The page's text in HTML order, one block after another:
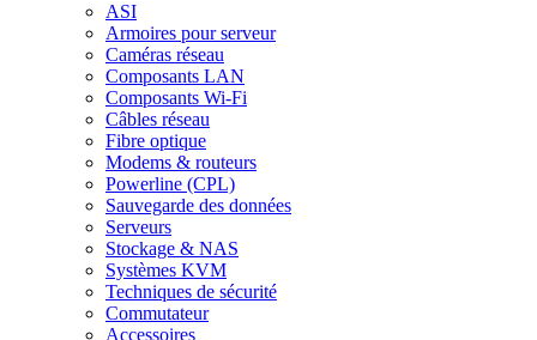
ASI
Armoires pour serveur
Caméras réseau
Composants LAN
Composants Wi-Fi
Câbles réseau
Fibre optique
Modems & routeurs
Powerline (CPL)
Sauvegarde des données
Serveurs
Stockage & NAS
Systèmes KVM
Techniques de sécurité
Commutateur
Accessoires